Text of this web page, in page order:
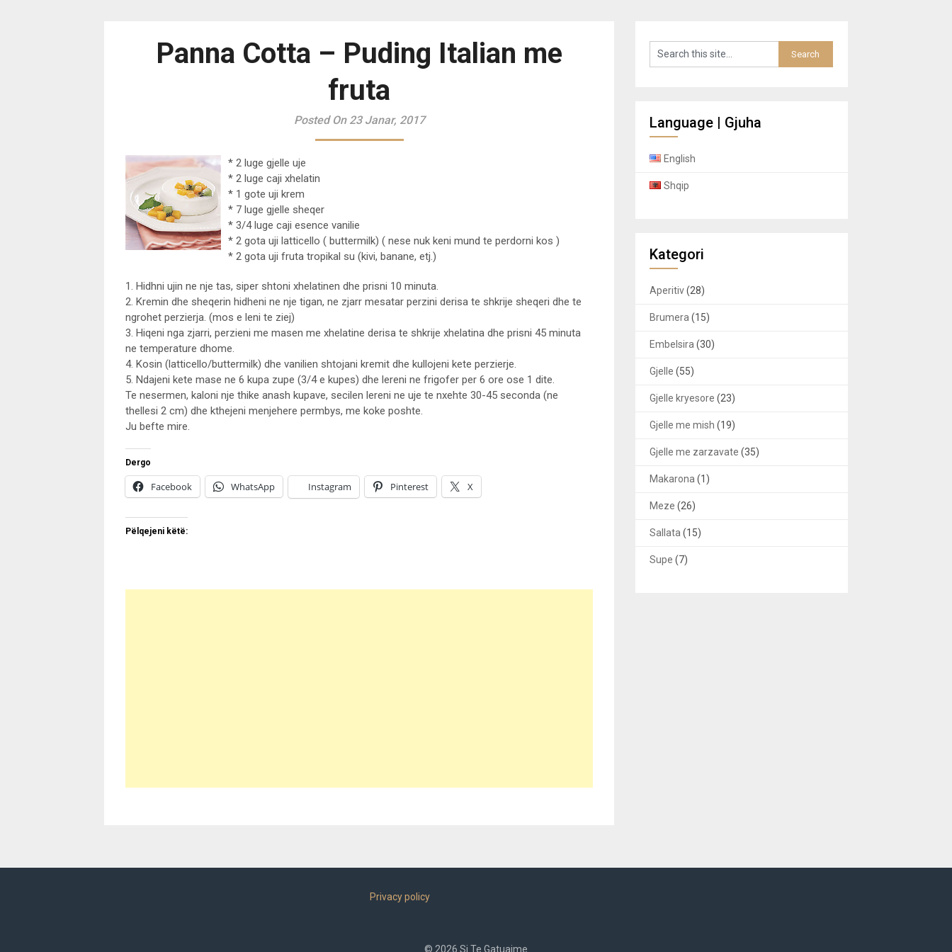
Panna Cotta – Puding Italian me
fruta
Posted On 23 Janar, 2017
* 2 luge gjelle uje
* 2 luge caji xhelatin
* 1 gote uji krem
* 7 luge gjelle sheqer
* 3/4 luge caji esence vanilie
* 2 gota uji latticello ( buttermilk) ( nese nuk keni mund te perdorni kos )
* 2 gota uji fruta tropikal su (kivi, banane, etj.)
1. Hidhni ujin ne nje tas, siper shtoni xhelatinen dhe prisni 10 minuta.
2. Kremin dhe sheqerin hidheni ne nje tigan, ne zjarr mesatar perzini derisa te shkrije sheqeri dhe te
ngrohet perzierja. (mos e leni te ziej)
3. Hiqeni nga zjarri, perzieni me masen me xhelatine derisa te shkrije xhelatina dhe prisni 45 minuta
ne temperature dhome.
4. Kosin (latticello/buttermilk) dhe vanilien shtojani kremit dhe kullojeni kete perzierje.
5. Ndajeni kete mase ne 6 kupa zupe (3/4 e kupes) dhe lereni ne frigofer per 6 ore ose 1 dite.
Te nesermen, kaloni nje thike anash kupave, secilen lereni ne uje te nxehte 30-45 seconda (ne
thellesi 2 cm) dhe kthejeni menjehere permbys, me koke poshte.
Ju befte mire.
Dergo
Facebook WhatsApp Instagram Pinterest X
Pëlqejeni këtë:
Language | Gjuha
English
Shqip
Kategori
Aperitiv(28)
Brumera (15)
Embelsira (30)
Gjelle (55)
Gjelle kryesore (23)
Gjelle me mish (19)
Gjelle me zarzavate (35)
Makarona (1)
Meze (26)
Sallata (15)
Supe (7)
Privacy policy
© 2026 Si Te Gatuajme